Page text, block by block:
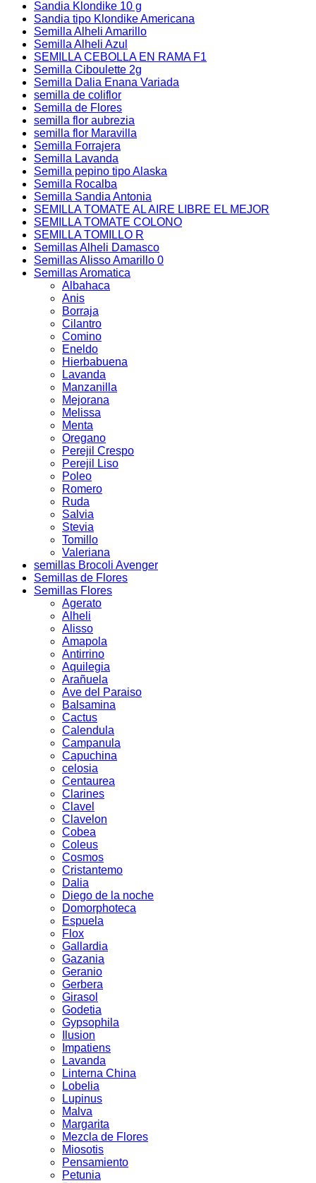
Sandia Klondike 10 g
Sandia tipo Klondike Americana
Semilla Alheli Amarillo
Semilla Alheli Azul
SEMILLA CEBOLLA EN RAMA F1
Semilla Ciboulette 2g
Semilla Dalia Enana Variada
semilla de coliflor
Semilla de Flores
semilla flor aubrezia
semilla flor Maravilla
Semilla Forrajera
Semilla Lavanda
Semilla pepino tipo Alaska
Semilla Rocalba
Semilla Sandia Antonia
SEMILLA TOMATE AL AIRE LIBRE EL MEJOR
SEMILLA TOMATE COLONO
SEMILLA TOMILLO R
Semillas Alheli Damasco
Semillas Alisso Amarillo 0
Semillas Aromatica
Albahaca
Anis
Borraja
Cilantro
Comino
Eneldo
Hierbabuena
Lavanda
Manzanilla
Mejorana
Melissa
Menta
Oregano
Perejil Crespo
Perejil Liso
Poleo
Romero
Ruda
Salvia
Stevia
Tomillo
Valeriana
semillas Brocoli Avenger
Semillas de Flores
Semillas Flores
Agerato
Alheli
Alisso
Amapola
Antirrino
Aquilegia
Arañuela
Ave del Paraiso
Balsamina
Cactus
Calendula
Campanula
Capuchina
celosia
Centaurea
Clarines
Clavel
Clavelon
Cobea
Coleus
Cosmos
Cristantemo
Dalia
Diego de la noche
Domorphoteca
Espuela
Flox
Gallardia
Gazania
Geranio
Gerbera
Girasol
Godetia
Gypsophila
Ilusion
Impatiens
Lavanda
Linterna China
Lobelia
Lupinus
Malva
Margarita
Mezcla de Flores
Miosotis
Pensamiento
Petunia